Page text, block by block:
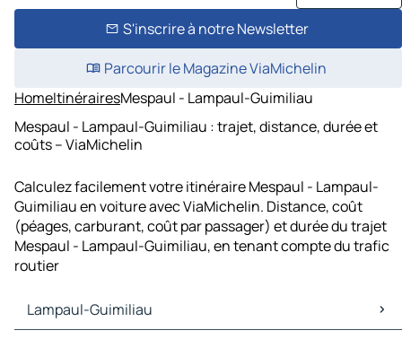
S'inscrire à notre Newsletter
Parcourir le Magazine ViaMichelin
HomeItinérairesMespaul - Lampaul-Guimiliau
Mespaul - Lampaul-Guimiliau : trajet, distance, durée et
coûts – ViaMichelin
Calculez facilement votre itinéraire Mespaul - Lampaul-
Guimiliau en voiture avec ViaMichelin. Distance, coût
(péages, carburant, coût par passager) et durée du trajet
Mespaul - Lampaul-Guimiliau, en tenant compte du trafic
routier
Lampaul-Guimiliau